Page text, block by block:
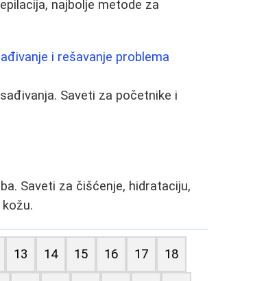
najbolje metode za
i rešavanje problema
Saveti za početnike i
Saveti za čišćenje, hidrataciju,
13 14 15 16 17 18